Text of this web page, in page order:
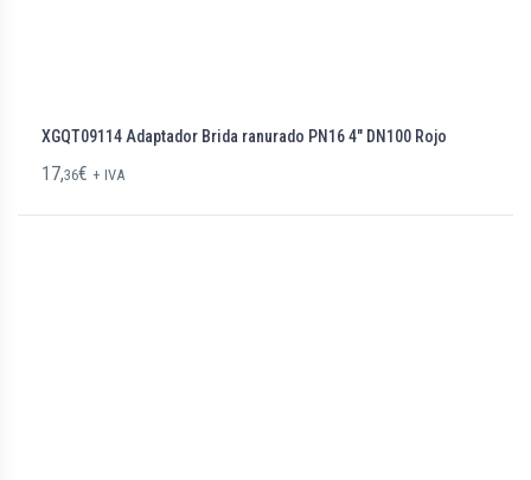
XGQT09114 Adaptador Brida ranurado PN16 4″ DN100 Rojo
17,36€ + IVA